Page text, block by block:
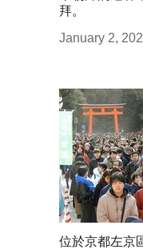
拜。
January 2,
位於京都左京